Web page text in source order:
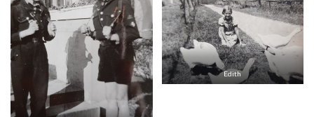
Edith